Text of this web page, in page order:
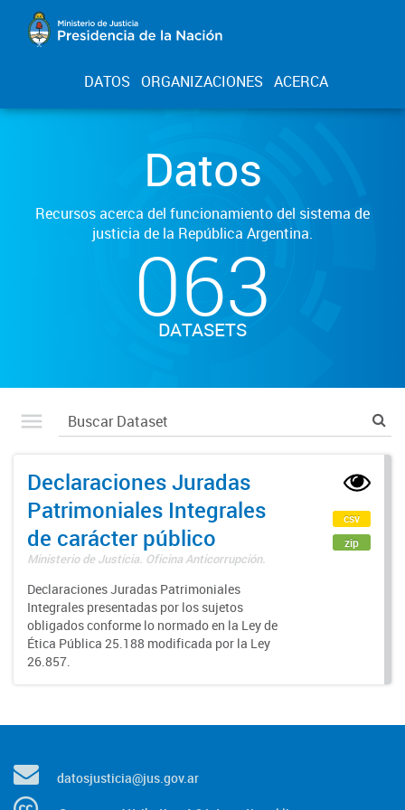
DATOS ORGANIZACIONES ACERCA
Datos
Recursos acerca del funcionamiento del sistema de
justicia de la República Argentina.
063
DATASETS
Declaraciones Juradas
Patrimoniales Integrales
de carácter público
Ministerio de Justicia. Oficina Anticorrupción.
Declaraciones Juradas Patrimoniales
Integrales presentadas por los sujetos
obligados conforme lo normado en la Ley de
Ética Pública 25.188 modificada por la Ley
26.857.
csv
zip
datosjusticia@jus.gov.ar